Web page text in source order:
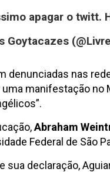
apagar o twitt.
Goytacazes
denunciadas nas
manifestação
Abraham
Federal de São
sua declaração,